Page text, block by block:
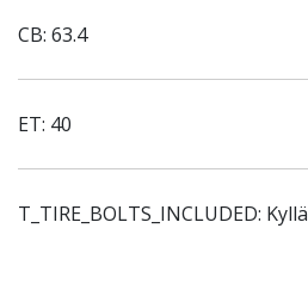
CB: 63.4
ET: 40
T_TIRE_BOLTS_INCLUDED: Kyllä